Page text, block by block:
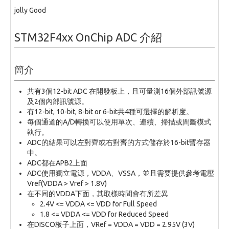
jolly Good
STM32F4xx OnChip ADC 介紹
簡介
共有3個12-bit ADC 在開發板上，且可量測16個外部訊號源
及2個內部訊號源。
有12-bit, 10-bit, 8-bit or 6-bit共4種可選擇的解析度。
每個通道的A/D轉換可以使用單次、連續、掃描或間斷模式
執行。
ADC的結果可以左對齊或右對齊的方式儲存於16-bit暫存器
中。
ADC都在APB2上面
ADC使用獨立電源，VDDA、VSSA，並且需要提供參考電壓
Vref(VDDA > Vref > 1.8V)
在不同的VDDA下面，其取樣時間會有所差異
2.4V <= VDDA <= VDD for Full Speed
1.8 <= VDDA <= VDD for Reduced Speed
在DISCO板子上面，VRef = VDDA = VDD = 2.95V (3V)